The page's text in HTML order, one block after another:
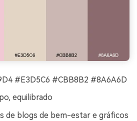
#E3D5C6 #CBB8B2 #8A6A6D
equilibrado
de blogs de bem-estar e gráficos